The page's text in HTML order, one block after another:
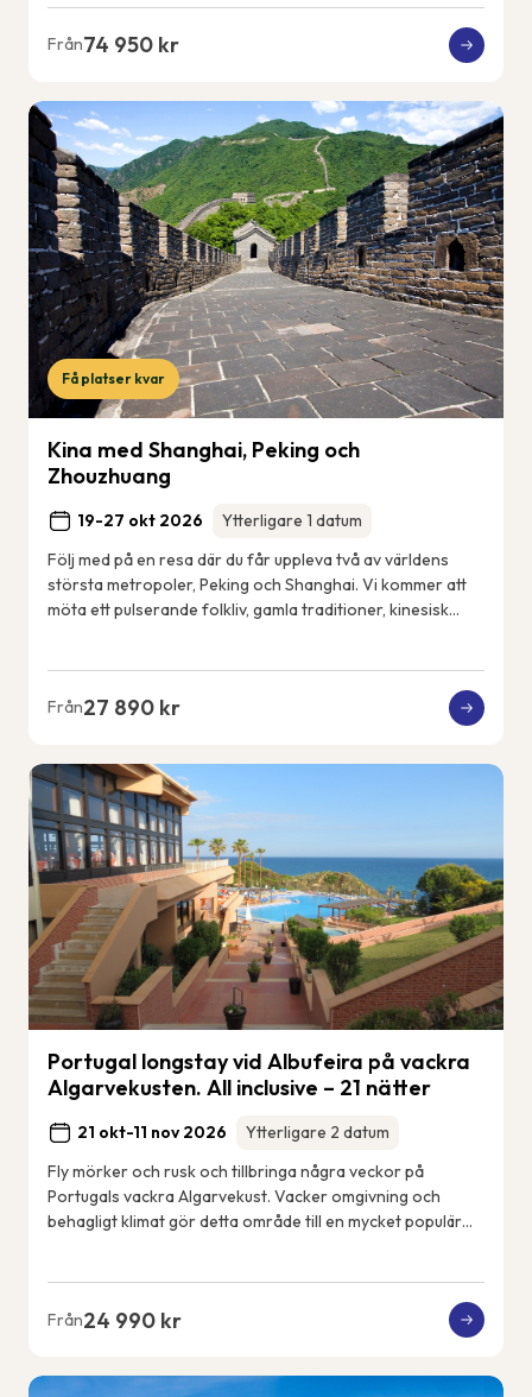
Från74 950 kr
Få platser kvar
Kina med Shanghai, Peking och
Zhouzhuang
19-27 okt 2026
Ytterligare 1 datum
Följ med på en resa där du får uppleva två av världens
största metropoler, Peking och Shanghai. Vi kommer att
möta ett pulserande folkliv, gamla traditioner, kinesisk
Från27 890 kr
Portugal longstay vid Albufeira på vackra
Algarvekusten. All inclusive – 21 nätter
21 okt-11 nov 2026
Ytterligare 2 datum
Fly mörker och rusk och tillbringa några veckor på
Portugals vackra Algarvekust. Vacker omgivning och
behagligt klimat gör detta område till en mycket populär
Från24 990 kr